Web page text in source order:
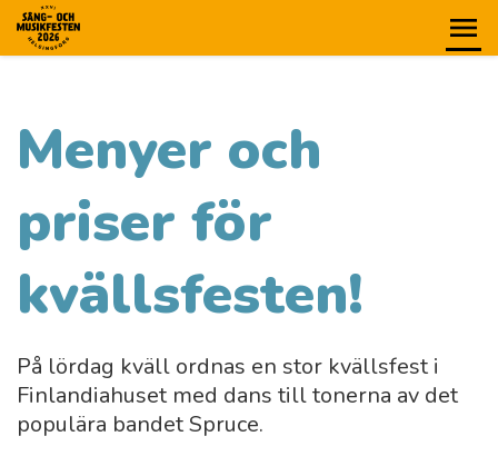
Menyer och
priser för
kvällsfesten!
På lördag kväll ordnas en stor kvällsfest i
Finlandiahuset med dans till tonerna av det
populära bandet Spruce.